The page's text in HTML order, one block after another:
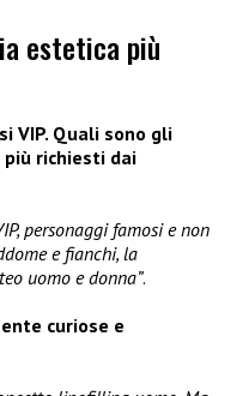
estetica più
VIP. Quali sono gli
richiesti dai
personaggi famosi e non
e fianchi, la
uomo e donna”.
curiose e